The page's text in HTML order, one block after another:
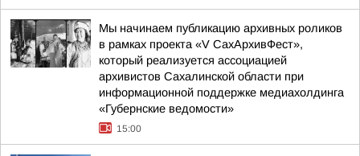
Мы начинаем публикацию архивных роликов
в рамках проекта «V СахАрхивФест»,
который реализуется ассоциацией
архивистов Сахалинской области при
информационной поддержке медиахолдинга
«Губернские ведомости»
15:00